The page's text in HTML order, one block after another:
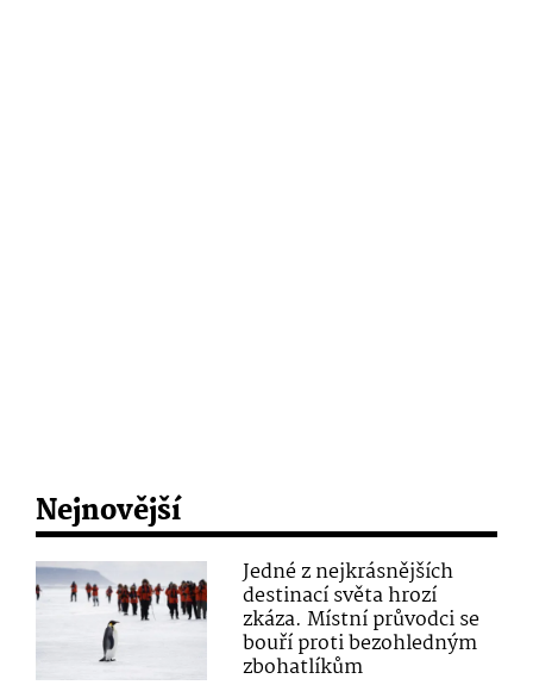
Nejnovější
Jedné z nejkrásnějších
destinací světa hrozí
zkáza. Místní průvodci se
bouří proti bezohledným
zbohatlíkům